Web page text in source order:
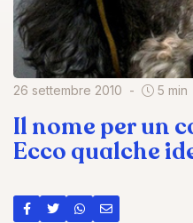
26 settembre 2010 5 min
Il nome per un
Ecco qualche